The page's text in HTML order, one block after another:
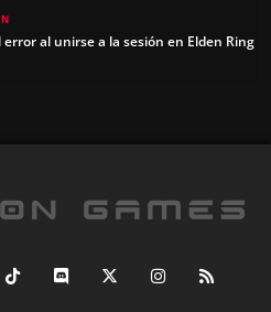
al unirse a la sesión en Elden Ring